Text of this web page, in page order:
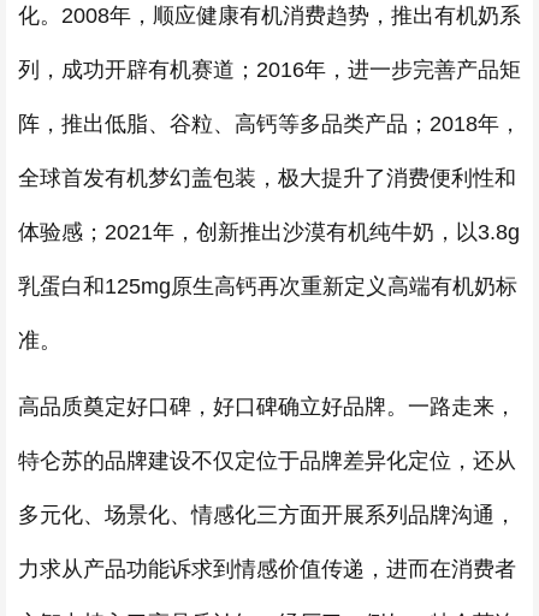
化。2008年，顺应健康有机消费趋势，推出有机奶系
列，成功开辟有机赛道；2016年，进一步完善产品矩
阵，推出低脂、谷粒、高钙等多品类产品；2018年，
全球首发有机梦幻盖包装，极大提升了消费便利性和
体验感；2021年，创新推出沙漠有机纯牛奶，以3.8g
乳蛋白和125mg原生高钙再次重新定义高端有机奶标
准。
高品质奠定好口碑，好口碑确立好品牌。一路走来，
特仑苏的品牌建设不仅定位于品牌差异化定位，还从
多元化、场景化、情感化三方面开展系列品牌沟通，
力求从产品功能诉求到情感价值传递，进而在消费者